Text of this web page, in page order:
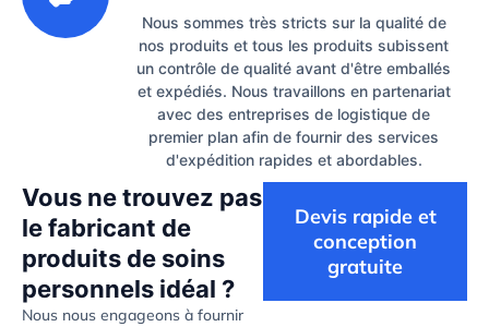
Nous sommes très stricts sur la qualité de
nos produits et tous les produits subissent
un contrôle de qualité avant d'être emballés
et expédiés. Nous travaillons en partenariat
avec des entreprises de logistique de
premier plan afin de fournir des services
d'expédition rapides et abordables.
Vous ne trouvez pas
le fabricant de
produits de soins
personnels idéal ?
Nous nous engageons à fournir
Devis rapide et
conception
gratuite